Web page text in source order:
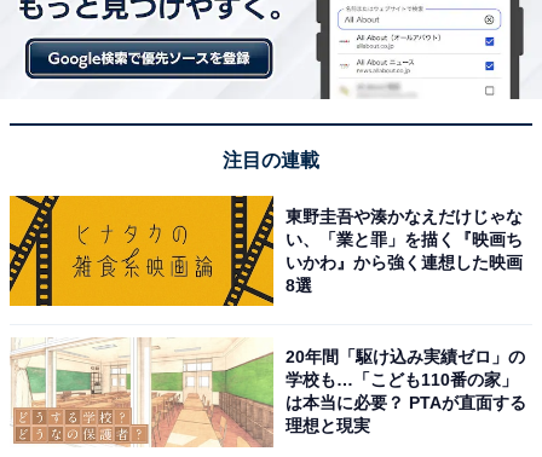
注目の連載
東野圭吾や湊かなえだけじゃな
い、「業と罪」を描く『映画ち
いかわ』から強く連想した映画
8選
20年間「駆け込み実績ゼロ」の
学校も…「こども110番の家」
は本当に必要？ PTAが直面する
理想と現実